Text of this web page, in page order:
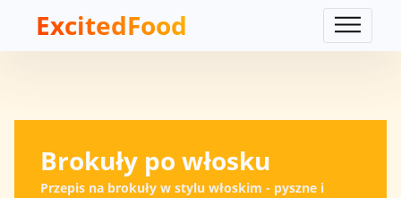
ExcitedFood
Brokuły po włosku
Przepis na brokuły w stylu włoskim - pyszne i